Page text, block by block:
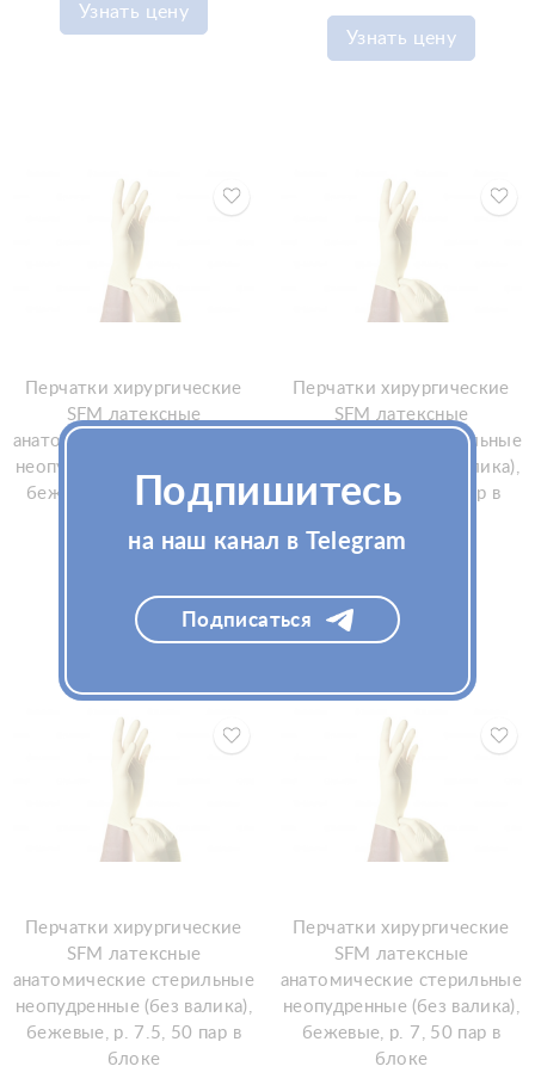
Узнать цену
Узнать цену
Перчатки хирургические
SFM латексные
анатомические стерильные
неопудренные (без валика),
бежевые, р. 8.5, 50 пар в
Перчатки хирургические
SFM латексные
анатомические стерильные
неопудренные (без валика),
бежевые, р. 8, 50 пар в
Перчатки хирургические
SFM латексные
анатомические стерильные
неопудренные (без валика),
бежевые, р. 7.5, 50 пар в
блоке
Перчатки хирургические
SFM латексные
анатомические стерильные
неопудренные (без валика),
бежевые, р. 7, 50 пар в
блоке
Подпишитесь
на наш канал в Telegram
Подписаться